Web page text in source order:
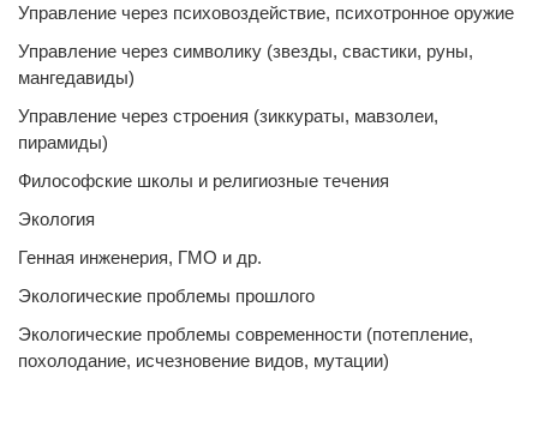
Управление через психовоздействие, психотронное оружие
Управление через символику (звезды, свастики, руны,
мангедавиды)
Управление через строения (зиккураты, мавзолеи,
пирамиды)
Философские школы и религиозные течения
Экология
Генная инженерия, ГМО и др.
Экологические проблемы прошлого
Экологические проблемы современности (потепление,
похолодание, исчезновение видов, мутации)